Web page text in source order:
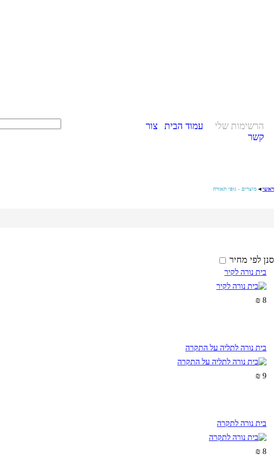
הרשימות שלי עמוד הבית
צור
קשר
ראשי◄ מוצרים - גופי תאורה
סנן לפי מחיר
בית נורה לקיר
8 ₪
בית נורה לתליה על התקרה
9 ₪
בית נורה לתקרה
8 ₪